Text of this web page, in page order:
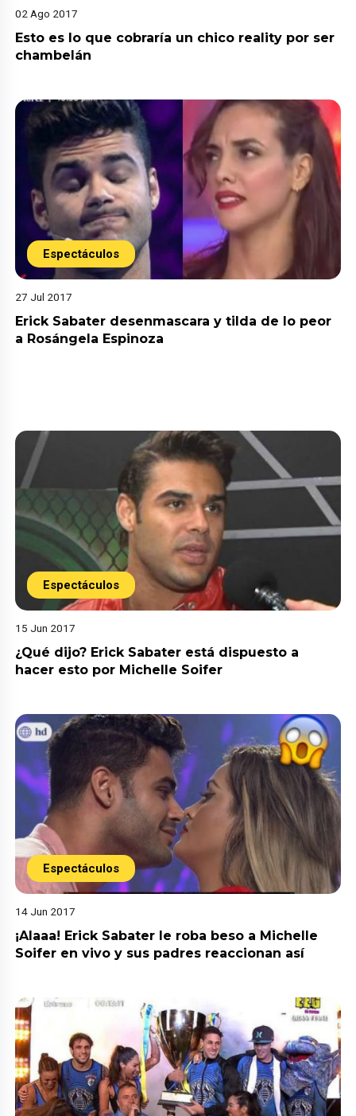
02 Ago 2017
Esto es lo que cobraría un chico reality por ser
chambelán
Espectáculos
27 Jul 2017
Erick Sabater desenmascara y tilda de lo peor
a Rosángela Espinoza
Espectáculos
15 Jun 2017
¿Qué dijo? Erick Sabater está dispuesto a
hacer esto por Michelle Soifer
Espectáculos
14 Jun 2017
¡Alaaa! Erick Sabater le roba beso a Michelle
Soifer en vivo y sus padres reaccionan así